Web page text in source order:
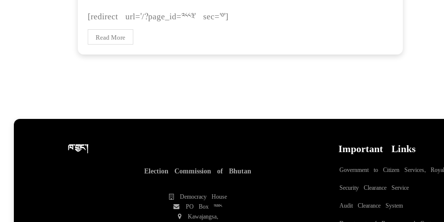
[redirect url='/?page_id=2883' sec='0']
Read More
ཁ་གྱང་།
Election Commission of Bhutan
Democracy House
PO Box 2008
Kawajangsa,
Important Links
Government to Citizen Services,
Security Clearance Service
Audit Clearance System
Department of Revenue and Customs